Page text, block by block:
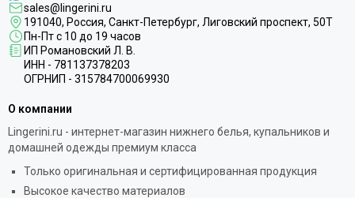
sales@lingerini.ru
191040, Россия, Санкт-Петербург, Лиговский проспект, 50Т
Пн-Пт с 10 до 19 часов
ИП Романовский Л. В.
ИНН - 781137378203
ОГРНИП - 315784700069930
О компании
Lingerini.ru - интернет-магазин нижнего белья, купальников и
домашней одежды премиум класса
Только оригинальная и сертифицированная продукция
Высокое качество материалов